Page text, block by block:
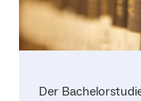
Der